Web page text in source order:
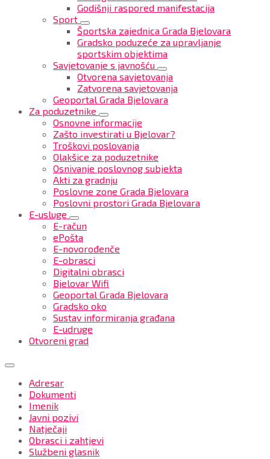
Godišnji raspored manifestacija
Sport
Športska zajednica Grada Bjelovara
Gradsko poduzeće za upravljanje
sportskim objektima
Savjetovanje s javnošću
Otvorena savjetovanja
Zatvorena savjetovanja
Geoportal Grada Bjelovara
Za poduzetnike
Osnovne informacije
Zašto investirati u Bjelovar?
Troškovi poslovanja
Olakšice za poduzetnike
Osnivanje poslovnog subjekta
Akti za gradnju
Poslovne zone Grada Bjelovara
Poslovni prostori Grada Bjelovara
E-usluge
E-račun
ePošta
E-novorođenče
E-obrasci
Digitalni obrasci
Bjelovar Wifi
Geoportal Grada Bjelovara
Gradsko oko
Sustav informiranja građana
E-udruge
Otvoreni grad
Adresar
Dokumenti
Imenik
Javni pozivi
Natječaji
Obrasci i zahtjevi
Službeni glasnik